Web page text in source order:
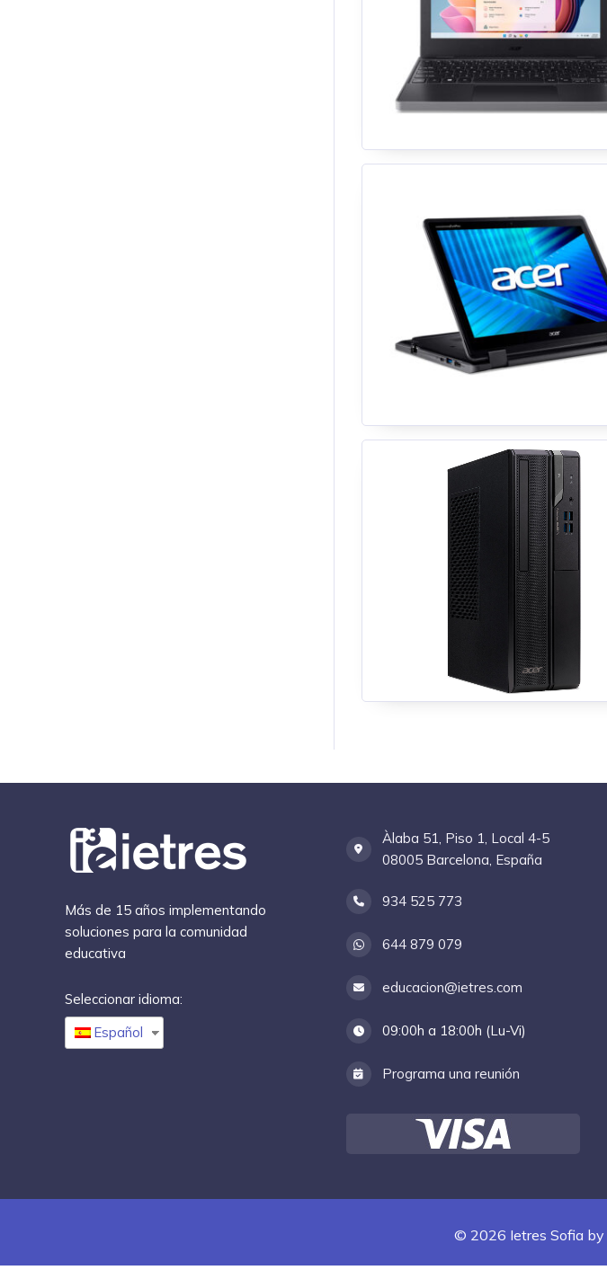
Más de 15 años implementando
soluciones para la comunidad
educativa
Seleccionar idioma:
Español
Àlaba 51, Piso 1, Local 4-5
08005 Barcelona, España
934 525 773
644 879 079
educacion@ietres.com
09:00h a 18:00h (Lu-Vi)
Programa una reunión
© 2026 Ietres Sofia by